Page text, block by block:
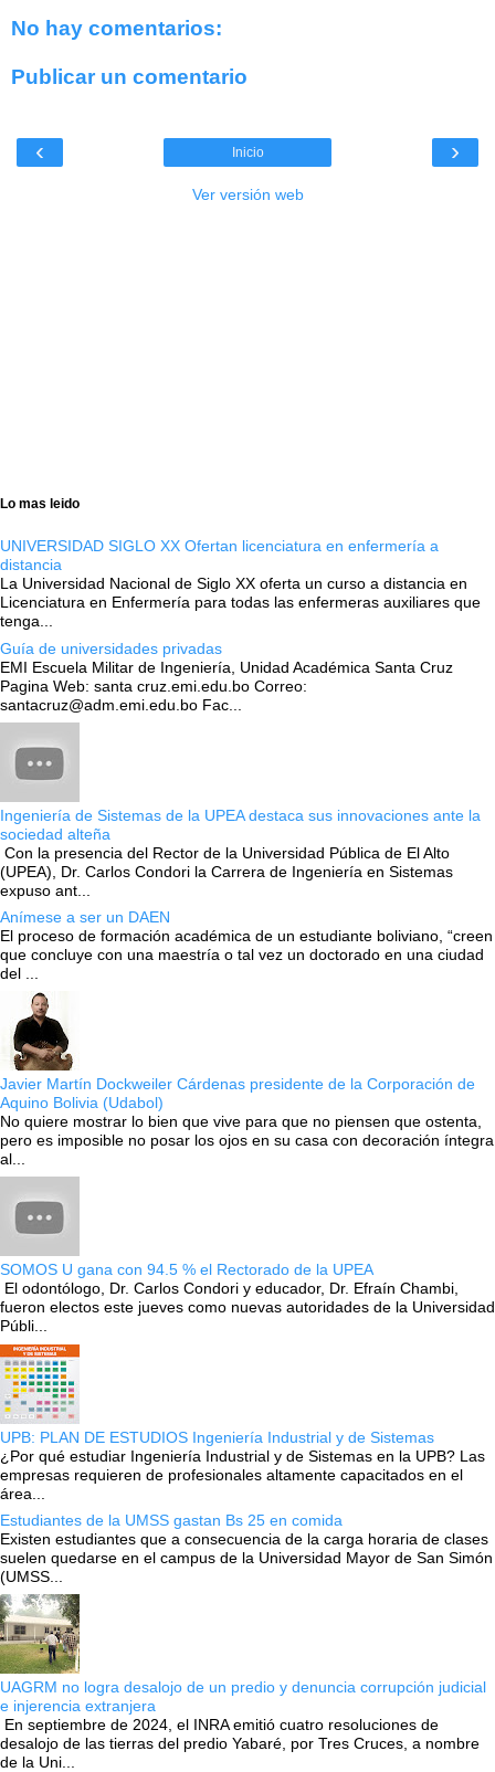
No hay comentarios:
Publicar un comentario
‹ ›
Inicio
Ver versión web
Lo mas leido
UNIVERSIDAD SIGLO XX Ofertan licenciatura en enfermería a
distancia
La Universidad Nacional de Siglo XX oferta un curso a distancia en
Licenciatura en Enfermería para todas las enfermeras auxiliares que
tenga...
Guía de universidades privadas
EMI Escuela Militar de Ingeniería, Unidad Académica Santa Cruz
Pagina Web: santa cruz.emi.edu.bo Correo:
santacruz@adm.emi.edu.bo Fac...
Ingeniería de Sistemas de la UPEA destaca sus innovaciones ante la
sociedad alteña
Con la presencia del Rector de la Universidad Pública de El Alto
(UPEA), Dr. Carlos Condori la Carrera de Ingeniería en Sistemas
expuso ant...
Anímese a ser un DAEN
El proceso de formación académica de un estudiante boliviano, “creen
que concluye con una maestría o tal vez un doctorado en una ciudad
del ...
Javier Martín Dockweiler Cárdenas presidente de la Corporación de
Aquino Bolivia (Udabol)
No quiere mostrar lo bien que vive para que no piensen que ostenta,
pero es imposible no posar los ojos en su casa con decoración íntegra
al...
SOMOS U gana con 94.5 % el Rectorado de la UPEA
El odontólogo, Dr. Carlos Condori y educador, Dr. Efraín Chambi,
fueron electos este jueves como nuevas autoridades de la Universidad
Públi...
UPB: PLAN DE ESTUDIOS Ingeniería Industrial y de Sistemas
¿Por qué estudiar Ingeniería Industrial y de Sistemas en la UPB? Las
empresas requieren de profesionales altamente capacitados en el
área...
Estudiantes de la UMSS gastan Bs 25 en comida
Existen estudiantes que a consecuencia de la carga horaria de clases
suelen quedarse en el campus de la Universidad Mayor de San Simón
(UMSS...
UAGRM no logra desalojo de un predio y denuncia corrupción judicial
e injerencia extranjera
En septiembre de 2024, el INRA emitió cuatro resoluciones de
desalojo de las tierras del predio Yabaré, por Tres Cruces, a nombre
de la Uni...